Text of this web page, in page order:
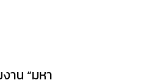
าน “มหา